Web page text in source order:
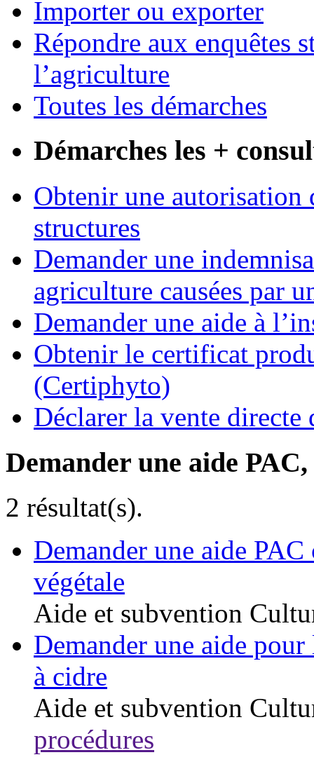
Importer ou exporter
Répondre aux enquêtes
l’agriculture
Toutes les démarches
Démarches les +
Obtenir une autorisation
structures
Demander une
agriculture causées par
Demander une aide à
Obtenir le certificat
(Certiphyto)
Déclarer la vente directe
Demander une aide
2 résultat(s).
Demander une aide
végétale
Aide et subvention
Demander une aide
à cidre
Aide et subvention
procédures